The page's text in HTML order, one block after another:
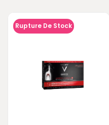
Rupture De Stock